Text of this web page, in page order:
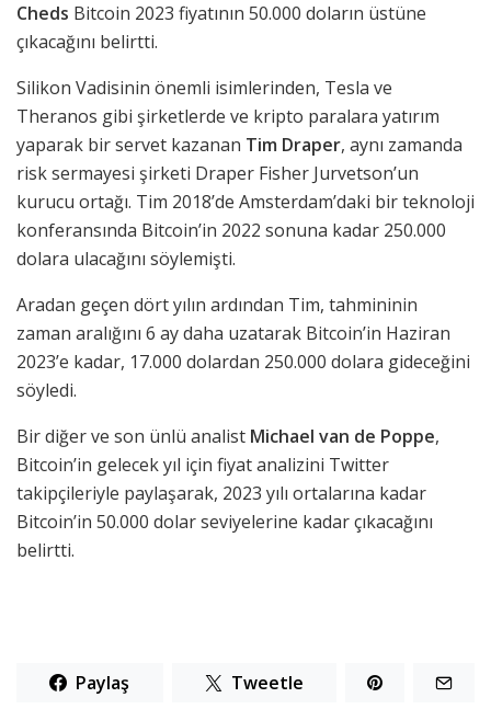
Cheds Bitcoin 2023 fiyatının 50.000 doların üstüne
çıkacağını belirtti.
Silikon Vadisinin önemli isimlerinden, Tesla ve
Theranos gibi şirketlerde ve kripto paralara yatırım
yaparak bir servet kazanan Tim Draper, aynı zamanda
risk sermayesi şirketi Draper Fisher Jurvetson’un
kurucu ortağı. Tim 2018’de Amsterdam’daki bir teknoloji
konferansında Bitcoin’in 2022 sonuna kadar 250.000
dolara ulacağını söylemişti.
Aradan geçen dört yılın ardından Tim, tahmininin
zaman aralığını 6 ay daha uzatarak Bitcoin’in Haziran
2023’e kadar, 17.000 dolardan 250.000 dolara gideceğini
söyledi.
Bir diğer ve son ünlü analist Michael van de Poppe,
Bitcoin’in gelecek yıl için fiyat analizini Twitter
takipçileriyle paylaşarak, 2023 yılı ortalarına kadar
Bitcoin’in 50.000 dolar seviyelerine kadar çıkacağını
belirtti.
Paylaş Tweetle